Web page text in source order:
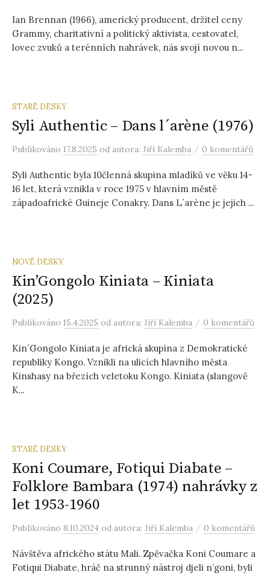
Ian Brennan (1966), americký producent, držitel ceny
Grammy, charitativní a politický aktivista, cestovatel,
lovec zvuků a terénních nahrávek, nás svojí novou n...
STARÉ DESKY
Syli Authentic – Dans l´arène (1976)
Publikováno 17.8.2025 od autora: Jiří Kalemba / 0 komentářů
Syli Authentic byla 10členná skupina mladíků ve věku 14-
16 let, která vznikla v roce 1975 v hlavním městě
západoafrické Guineje Conakry. Dans L´arène je jejich ...
NOVÉ DESKY
Kin’Gongolo Kiniata – Kiniata
(2025)
Publikováno 15.4.2025 od autora: Jiří Kalemba / 0 komentářů
Kin´Gongolo Kiniata je africká skupina z Demokratické
republiky Kongo. Vznikli na ulicích hlavního města
Kinshasy na březích veletoku Kongo. Kiniata (slangově
K...
STARÉ DESKY
Koni Coumare, Fotiqui Diabate –
Folklore Bambara (1974) nahrávky z
let 1953-1960
Publikováno 8.10.2024 od autora: Jiří Kalemba / 0 komentářů
Návštěva afrického státu Mali. Zpěvačka Koni Coumare a
Fotiqui Diabate, hráč na strunný nástroj djeli n’goni, byli